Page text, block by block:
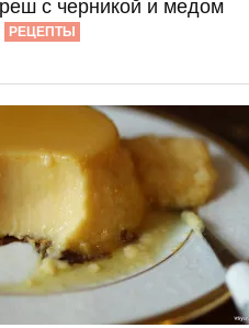
с черникой и медом
РЕЦЕПТЫ